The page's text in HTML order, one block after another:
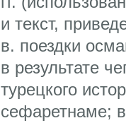
и текст,
в. поездки
в результате
турецкого
сефаретнаме;